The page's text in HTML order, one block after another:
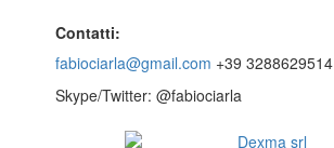
Contatti:
fabiociarla@gmail.com +39 3288629514
Skype/Twitter: @fabiociarla
Dexma srl